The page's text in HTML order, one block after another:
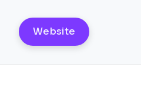
Website